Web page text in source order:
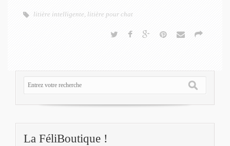
r
t
litière intelligente, litière pour chat
La FéliBoutique !